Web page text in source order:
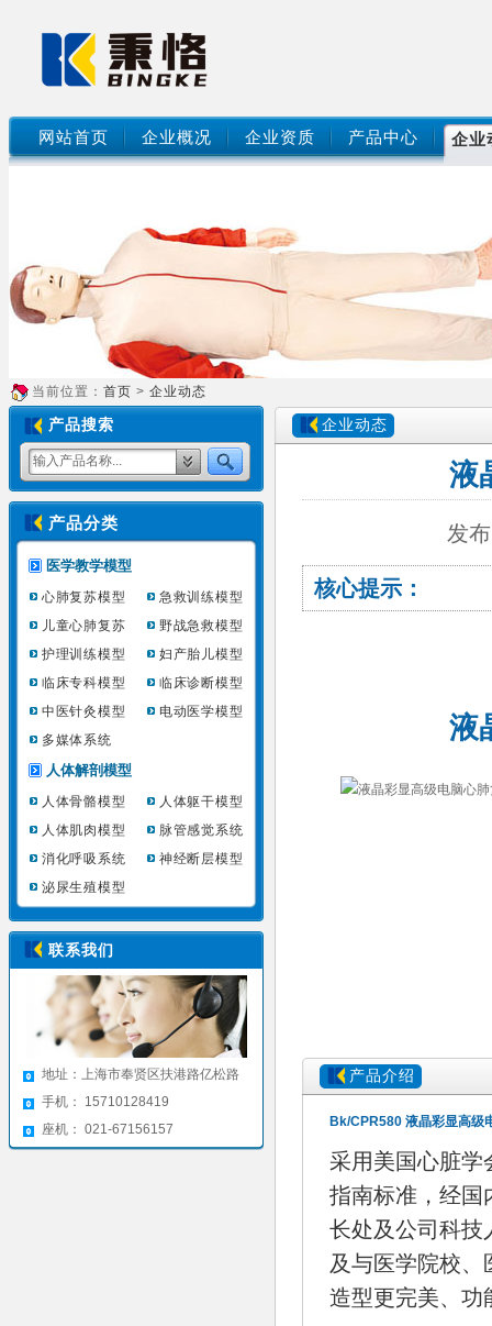
网站首页 企业概况 企业资质 产品中心 企业
当前位置： 首页 > 企业动态
企业动态
液
发
核心提示：
液
产品介绍
Bk/CPR580 液晶彩显高级
采用美国心脏学
指南标准，经国
长处及公司科技
及与医学院校
造型更完美、功
产品搜索
产品分类
医学教学模型
心肺复苏模型
急救训练模型
儿童心肺复苏
野战急救模型
护理训练模型
妇产胎儿模型
临床专科模型
临床诊断模型
中医针灸模型
电动医学模型
多媒体系统
人体解剖模型
人体骨骼模型
人体躯干模型
人体肌肉模型
脉管感觉系统
消化呼吸系统
神经断层模型
泌尿生殖模型
联系我们
地址：上海市奉贤区扶港路亿松路
手机： 15710128419
座机： 021-67156157